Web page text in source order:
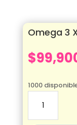
Omega 3
$
1000
X